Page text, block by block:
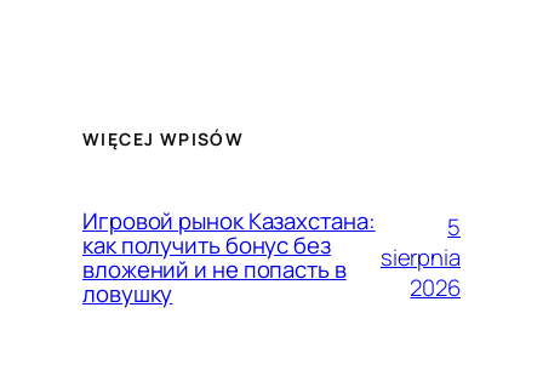
WIĘCEJ WPISÓW
Игровой рынок Казахстана:
как получить бонус без
вложений и не попасть в
ловушку
5
sierpnia
2026